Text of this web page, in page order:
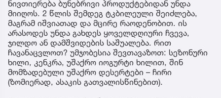
ნივთიერება ბუნებრივი პროდუქტებიდან უნდა
მიიღოს. 2 წლის შემდეგ ტკბილეული შეიძლება,
მაგრამ იშვიათად და მცირე რაოდენობით. ის
არასოდეს უნდა გახდეს ყოველდღიური ჩვევა,
ჯილდო ან დამშვიდების საშუალება. რით
ჩავანაცვლოთ? უმჯობესია შევთავაზოთ: სეზონური
ხილი, კენკრა, უშაქრო იოგურტი ხილით, შინ
მომზადებული უშაქრო დესერტები – ჩირი
(ზომიერად, ასაკის გათვალისწინებით).